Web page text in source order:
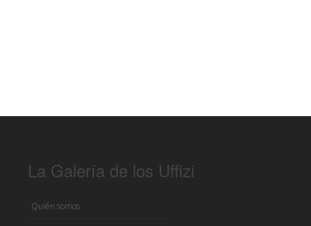
La Galería de los Uffizi
Quién somos